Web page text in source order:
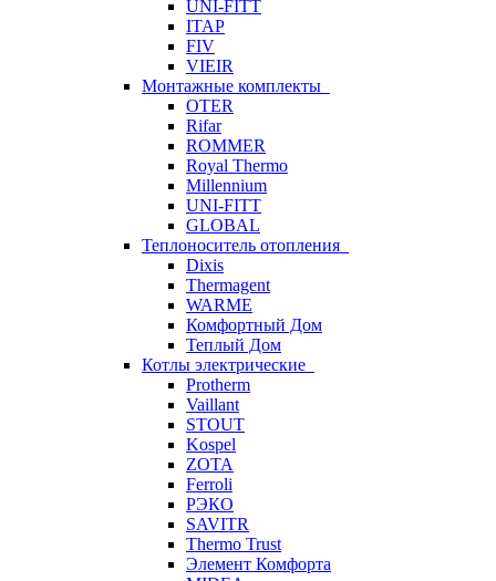
UNI-FITT
ITAP
FIV
VIEIR
Монтажные комплекты
OTER
Rifar
ROMMER
Royal Thermo
Millennium
UNI-FITT
GLOBAL
Теплоноситель отопления
Dixis
Thermagent
WARME
Комфортный Дом
Теплый Дом
Котлы электрические
Protherm
Vaillant
STOUT
Kospel
ZOTA
Ferroli
РЭКО
SAVITR
Thermo Trust
Элемент Комфорта